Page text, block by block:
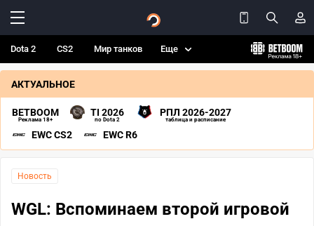
Dota 2 CS2 Мир танков Еще
АКТУАЛЬНОЕ
BETBOOM
Реклама 18+
TI 2026
по Dota 2
РПЛ 2026-2027
таблица и расписание
EWC CS2 EWC R6
Новость
WGL: Вспоминаем второй игровой